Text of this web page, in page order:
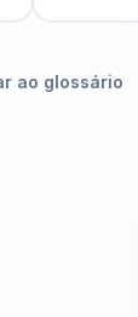
ao glossário